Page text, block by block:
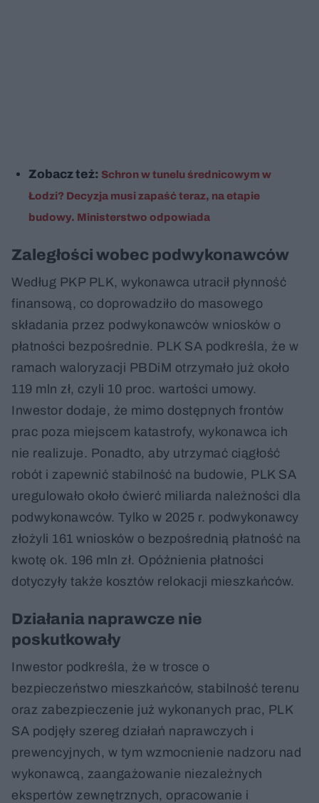
Zobacz też: Schron w tunelu średnicowym w
Łodzi? Decyzja musi zapaść teraz, na etapie
budowy. Ministerstwo odpowiada
Zaległości wobec podwykonawców
Według PKP PLK, wykonawca utracił płynność
finansową, co doprowadziło do masowego
składania przez podwykonawców wniosków o
płatności bezpośrednie. PLK SA podkreśla, że w
ramach waloryzacji PBDiM otrzymało już około
119 mln zł, czyli 10 proc. wartości umowy.
Inwestor dodaje, że mimo dostępnych frontów
prac poza miejscem katastrofy, wykonawca ich
nie realizuje. Ponadto, aby utrzymać ciągłość
robót i zapewnić stabilność na budowie, PLK SA
uregulowało około ćwierć miliarda należności dla
podwykonawców. Tylko w 2025 r. podwykonawcy
złożyli 161 wniosków o bezpośrednią płatność na
kwotę ok. 196 mln zł. Opóźnienia płatności
dotyczyły także kosztów relokacji mieszkańców.
Działania naprawcze nie
poskutkowały
Inwestor podkreśla, że w trosce o
bezpieczeństwo mieszkańców, stabilność terenu
oraz zabezpieczenie już wykonanych prac, PLK
SA podjęły szereg działań naprawczych i
prewencyjnych, w tym wzmocnienie nadzoru nad
wykonawcą, zaangażowanie niezależnych
ekspertów zewnętrznych, opracowanie i